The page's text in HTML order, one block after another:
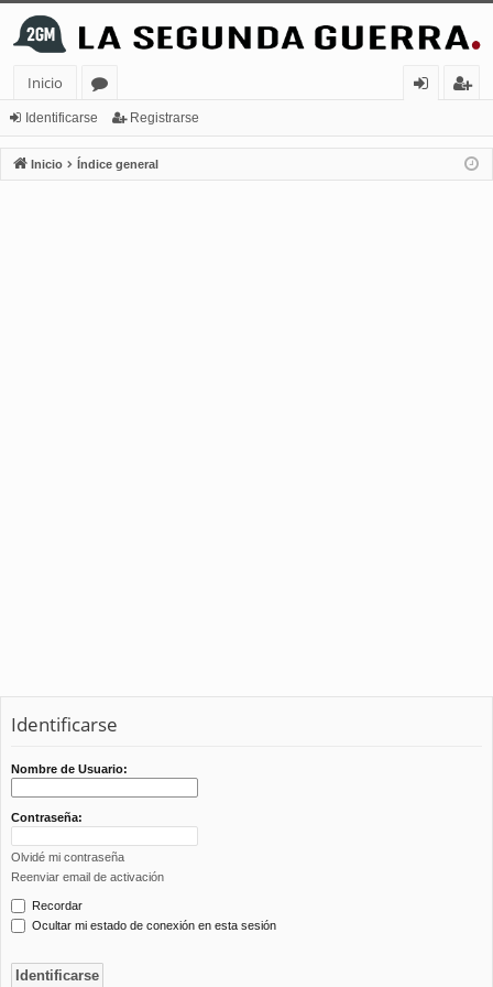
Inicio
or
os
nt
ifi
ist
ra
Identificarse Registrarse
Inicio Índice general
Identificarse
Nombre de Usuario:
Contraseña:
Olvidé mi contraseña
Reenviar email de activación
Recordar
Ocultar mi estado de conexión en esta sesión